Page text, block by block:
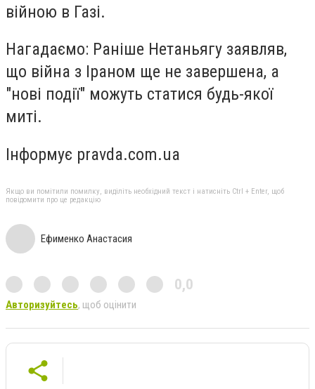
війною в Газі.
Нагадаємо: Раніше Нетаньягу заявляв,
що війна з Іраном ще не завершена, а
"нові події" можуть статися будь-якої
миті.
Інформує pravda.com.ua
Якщо ви помітили помилку, виділіть необхідний текст і натисніть Ctrl + Enter, щоб
повідомити про це редакцію
Ефименко Анастасия
0,0
Авторизуйтесь, щоб оцінити